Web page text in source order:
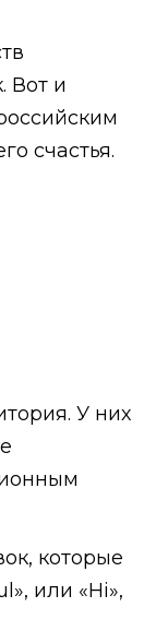
Вот и
счастья.
У них
которые
или «Hi»,
иностранцами
ЗНАКОМСТВ
50… 60+?